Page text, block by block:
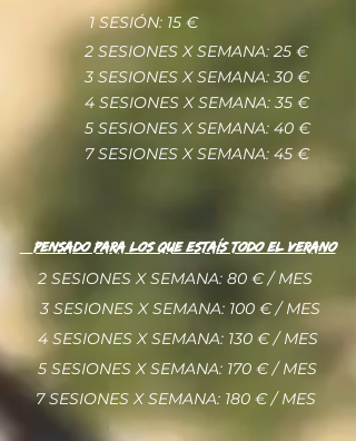
1 SESIÓN: 15 €
2 SESIONES X SEMANA: 25 €
3 SESIONES X SEMANA: 30 €
4 SESIONES X SEMANA: 35 €
5 SESIONES X SEMANA: 40 €
7 SESIONES X SEMANA: 45 €
PENSADO PARA LOS QUE ESTAÍS TODO EL VERANO
2 SESIONES X SEMANA: 80 € / MES
3 SESIONES X SEMANA: 100 € / MES
4 SESIONES X SEMANA: 130 € / MES
5 SESIONES X SEMANA: 170 € / MES
7 SESIONES X SEMANA: 180 € / MES